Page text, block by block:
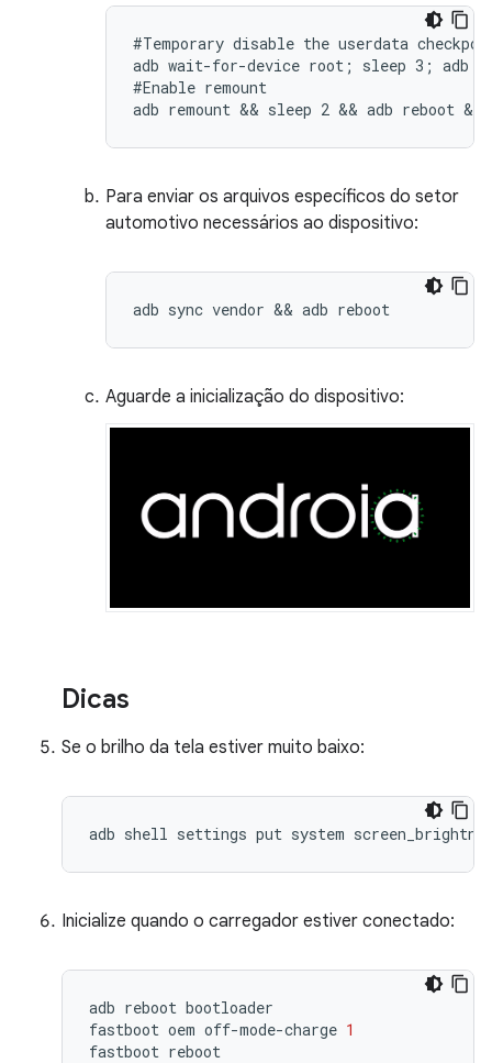
#Temporary disable the userdata
adb wait-for-device root; sleep 3; adb
#Enable remount
adb remount && sleep 2 && adb reboot
Para enviar os arquivos específicos do setor
automotivo necessários ao dispositivo:
adb sync vendor && adb reboot
Aguarde a inicialização do dispositivo:
Dicas
Se o brilho da tela estiver muito baixo:
adb shell settings put system
Inicialize quando o carregador estiver conectado:
adb reboot bootloader
fastboot oem off-mode-charge 1
fastboot reboot